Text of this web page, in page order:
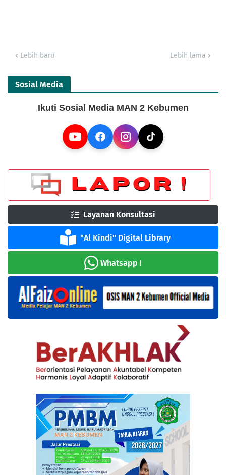
Lebih baru Lebih lama
Sosial Media
Ikuti Sosial Media MAN 2 Kebumen
Layanan Konsultasi
"Al Kindi" Digital Library
Whatsapp !